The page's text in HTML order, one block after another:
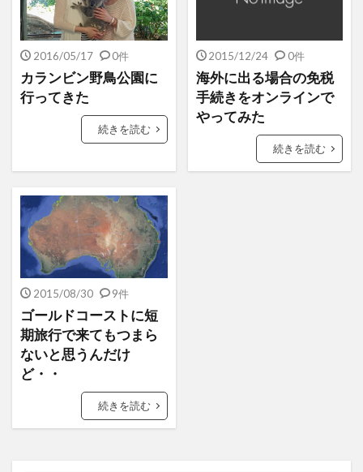
2016/05/17 0件
カランビン野鳥公園に
行ってきた
続きを読む
2015/12/24 0件
海外に出る場合の免税
手続きをオンラインで
やってみた
続きを読む
2015/08/30 9件
ゴールドコーストに短
期旅行で来てもつまら
ないと思うんだけ
ど・・
続きを読む